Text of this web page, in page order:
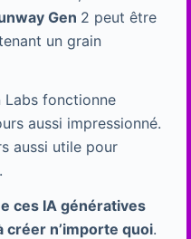
Gen 2 peut être
un grain
Labs fonctionne
aussi impressionné.
aussi utile pour
ces IA génératives
créer n’importe quoi.